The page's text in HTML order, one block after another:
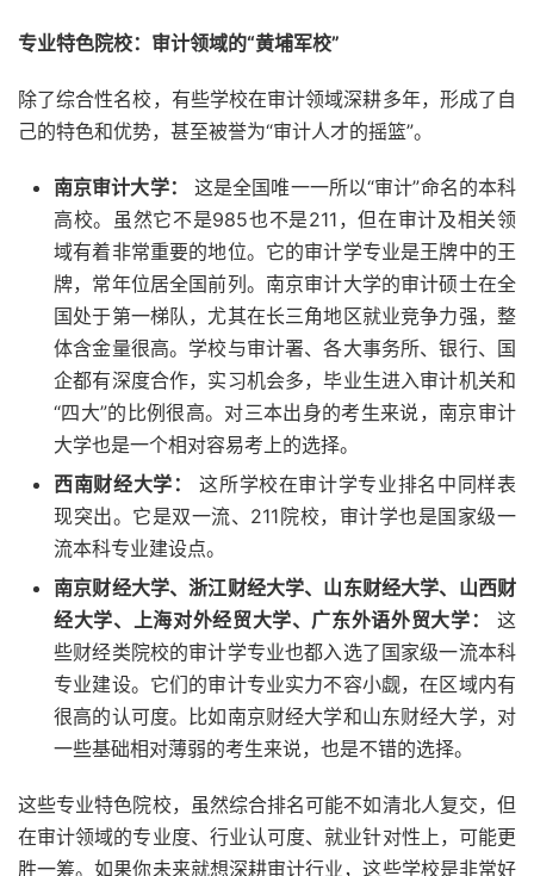
专业特色院校：审计领域的“黄埔军校”
除了综合性名校，有些学校在审计领域深耕多年，形成了自
己的特色和优势，甚至被誉为“审计人才的摇篮”。
南京审计大学：
这是全国唯一一所以“审计”命名的本科
高校。虽然它不是985也不是211，但在审计及相关领
域有着非常重要的地位。它的审计学专业是王牌中的王
牌，常年位居全国前列。南京审计大学的审计硕士在全
国处于第一梯队，尤其在长三角地区就业竞争力强，整
体含金量很高。学校与审计署、各大事务所、银行、国
企都有深度合作，实习机会多，毕业生进入审计机关和
“四大”的比例很高。对三本出身的考生来说，南京审计
大学也是一个相对容易考上的选择。
西南财经大学：
这所学校在审计学专业排名中同样表
现突出。它是双一流、211院校，审计学也是国家级一
流本科专业建设点。
南京财经大学、浙江财经大学、山东财经大学、山西财
经大学、上海对外经贸大学、广东外语外贸大学：
这
些财经类院校的审计学专业也都入选了国家级一流本科
专业建设。它们的审计专业实力不容小觑，在区域内有
很高的认可度。比如南京财经大学和山东财经大学，对
一些基础相对薄弱的考生来说，也是不错的选择。
这些专业特色院校，虽然综合排名可能不如清北人复交，但
在审计领域的专业度、行业认可度、就业针对性上，可能更
胜一筹。如果你未来就想深耕审计行业，这些学校是非常好